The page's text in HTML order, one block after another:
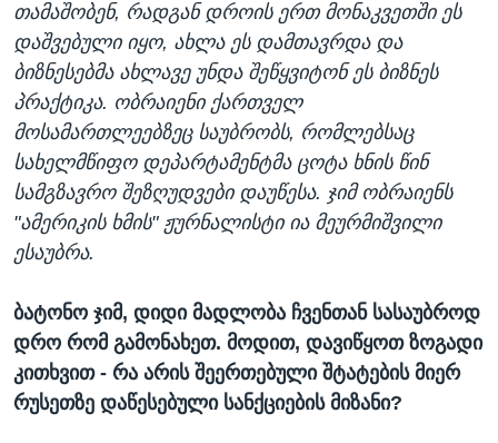
თამაშობენ, რადგან დროის ერთ მონაკვეთში ეს
დაშვებული იყო, ახლა ეს დამთავრდა და
ბიზნესებმა ახლავე უნდა შეწყვიტონ ეს ბიზნეს
პრაქტიკა. ობრაიენი ქართველ
მოსამართლეებზეც საუბრობს, რომლებსაც
სახელმწიფო დეპარტამენტმა ცოტა ხნის წინ
სამგზავრო შეზღუდვები დაუწესა. ჯიმ ობრაიენს
"ამერიკის ხმის" ჟურნალისტი ია მეურმიშვილი
ესაუბრა.
ბატონო ჯიმ, დიდი მადლობა ჩვენთან სასაუბროდ
დრო რომ გამონახეთ. მოდით, დავიწყოთ ზოგადი
კითხვით - რა არის შეერთებული შტატების მიერ
რუსეთზე დაწესებული სანქციების მიზანი?